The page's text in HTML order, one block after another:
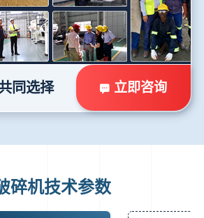
同选择 立即咨询
碎机技术参数